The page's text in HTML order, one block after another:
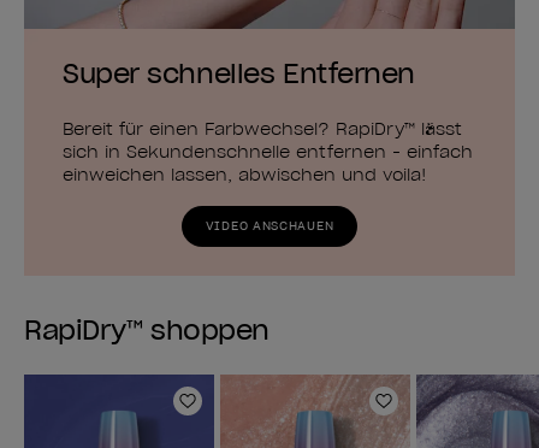
Super schnelles Entfernen
Bereit für einen Farbwechsel? RapiDry™ lässt
sich in Sekundenschnelle entfernen - einfach
einweichen lassen, abwischen und voila!
VIDEO ANSCHAUEN
RapiDry™ shoppen
Zur Wunschliste hinzufügen
Zur